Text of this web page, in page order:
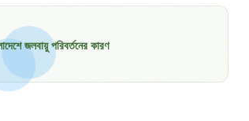
জলবায়ু পরিবর্তনের কারণ